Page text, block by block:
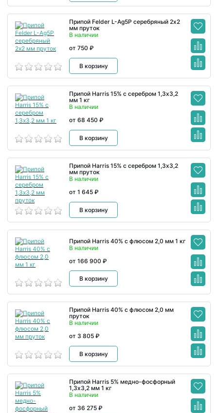
Припой Felder L-Ag5P серебряный 2х2
мм пруток
В наличии
от 750 ₽
В корзину
Припой Harris 15% с серебром 1,3х3,2
мм 1 кг
В наличии
от 68 450 ₽
В корзину
Припой Harris 15% с серебром 1,3х3,2
мм пруток
В наличии
от 1 645 ₽
В корзину
Припой Harris 40% с флюсом 2,0 мм 1 кг
В наличии
от 166 900 ₽
В корзину
Припой Harris 40% с флюсом 2,0 мм
пруток
В наличии
от 3 805 ₽
В корзину
Припой Harris 5% медно-фосфорный
1,3х3,2 мм 1 кг
В наличии
от 36 275 ₽